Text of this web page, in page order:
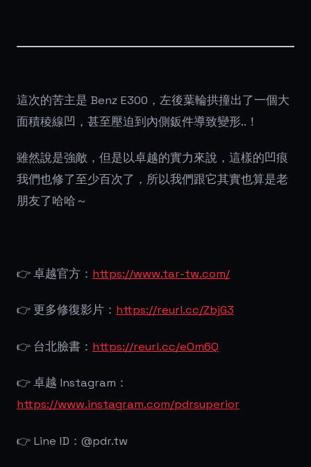
這次的苦主是 Benz E300，左後葉輪拱撞出了一個大
面積稜線凹，甚至壓迫到內側鈑件導致變形..！
雖然說是強敵，但是以卓越的實力來說，這樣的凹痕
我們也修了至少百次了，所以我們跟它其實也算是老
朋友了哈哈～
👉卓越官方： https://www.tar-tw.com/
👉更多修復影片： https://reurl.cc/ZbjG3
👉 台北臉書： https://reurl.cc/eOm6Q
👉卓越 Instagram：
https://www.instagram.com/pdrsuperior
👉 Line ID：@pdr.tw